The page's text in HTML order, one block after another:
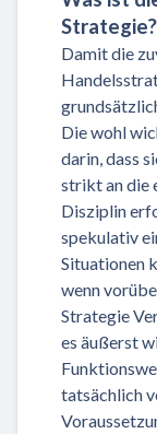
Strategie?
Damit die
Die wohl
darin, dass
strikt an die
Disziplin
spekulativ
Situationen
wenn
Strategie
es äußerst
tatsächlich